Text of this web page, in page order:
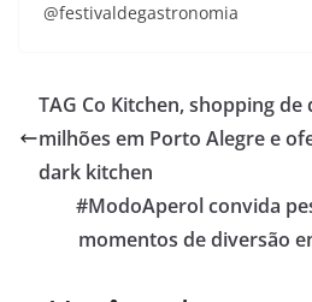
@festivaldegastronomia
TAG Co Kitchen, shopping
milhões em Porto Alegre e
dark kitchen
#ModoAperol convida
momentos de diversão